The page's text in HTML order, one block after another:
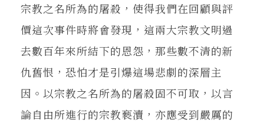
宗教之名所為的屠殺，使得我們在回顧與評
價這次事件時將會發現，這兩大宗教文明過
去數百年來所結下的恩怨，那些數不清的新
仇舊恨，恐怕才是引爆這場悲劇的深層主
因。以宗教之名所為的屠殺固不可取，以言
論自由所進行的宗教褻瀆，亦應受到嚴厲的